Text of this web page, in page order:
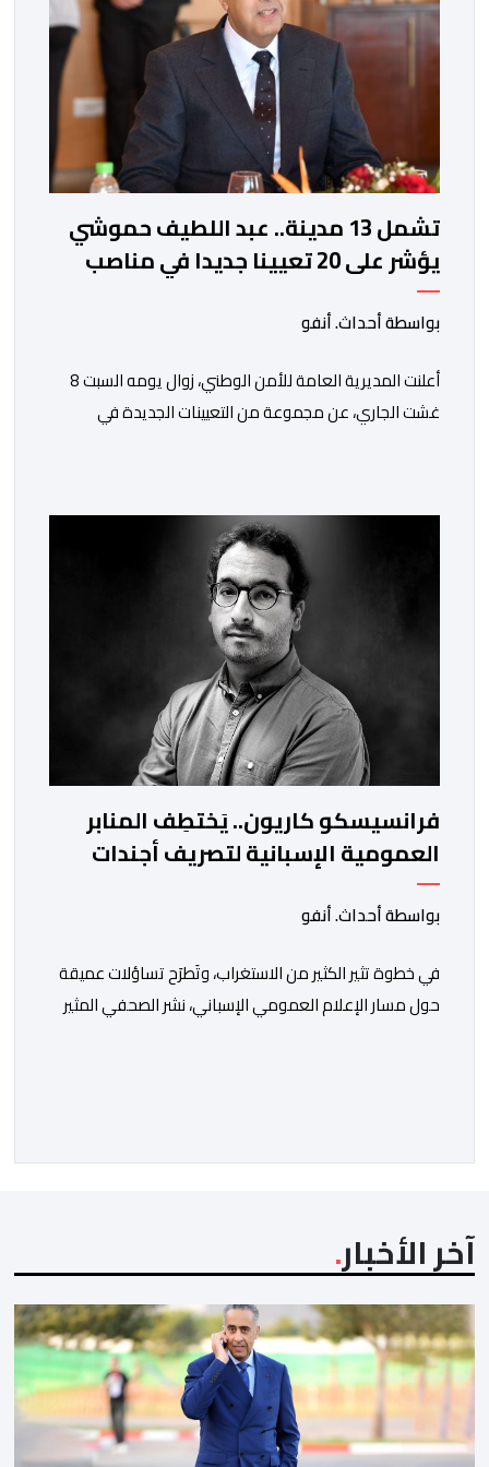
تشمل 13 مدينة.. عبد اللطيف حموشي
يؤشر على 20 تعيينا جديدا في مناصب
المسؤولية بمصالح الأمن الوطني
بواسطة أحداث. أنفو
أعلنت المديرية العامة للأمن الوطني، زوال يومه السبت 8
غشت الجاري، عن مجموعة من التعيينات الجديدة في
والعيون والدار البيضاء وبني ملال وابن جرير وطنجة وأصيلة،
وذلك في إطار دينامية داخلية تهدف لضخ دماء جديدة
والاستعانة بكفاءات أمنية شابة ومتمرسة، […]
فرانسيسكو كاريون.. يَختطِف المنابر
العمومية الإسبانية لتصريف أجندات
معادية للمغرب
بواسطة أحداث. أنفو
في خطوة تثير الكثير من الاستغراب، وتَطرَح تساؤلات عميقة
حول مسار الإعلام العمومي الإسباني، نشر الصحفي المثير
الاجتماعية”، يُمثِّل خروجاً غير مألوف عن الخط التحريري
آخر الأخبار